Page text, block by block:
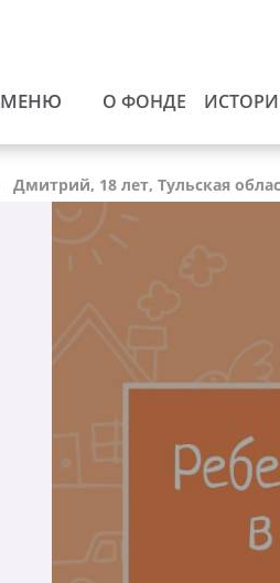
МЕНЮ О ФОНДЕ
Дмитрий, 18 лет, Тульская